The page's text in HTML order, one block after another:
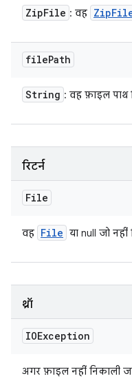
ZipFile : वह Zip
filePath
String : वह फ़ाइल पाथ
रिटर्न
File
वह File या null जो नहीं
थ्रॉ
IOException
अगर फ़ाइल नहीं निकाली